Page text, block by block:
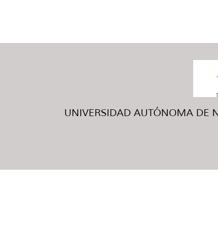
UNIVERSIDAD AUTÓNOMA DE